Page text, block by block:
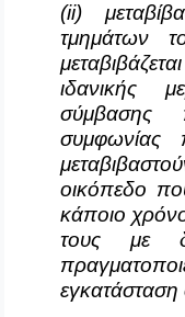
(ii)
τμημάτων
ιδανικής
σύμβασης
συμφωνίας
οικόπεδο
κάποιο
τους με
εγκατάσταση